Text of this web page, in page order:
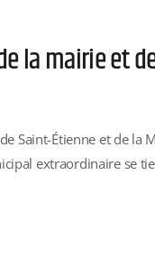
la mairie et
Saint-Étienne et de la
extraordinaire se